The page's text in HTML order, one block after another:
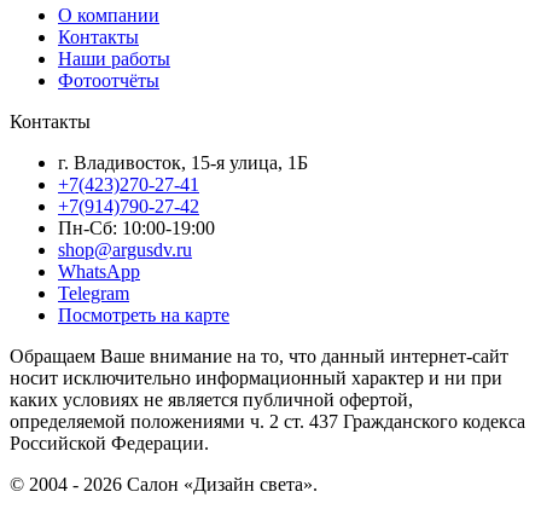
О компании
Контакты
Наши работы
Фотоотчёты
Контакты
г. Владивосток, 15-я улица, 1Б
+7(423)270-27-41
+7(914)790-27-42
Пн-Сб: 10:00-19:00
shop@argusdv.ru
WhatsApp
Telegram
Посмотреть на карте
Обращаем Ваше внимание на то, что данный интернет-сайт
носит исключительно информационный характер и ни при
каких условиях не является публичной офертой,
определяемой положениями ч. 2 ст. 437 Гражданского кодекса
Российской Федерации.
© 2004 - 2026 Салон «Дизайн света».